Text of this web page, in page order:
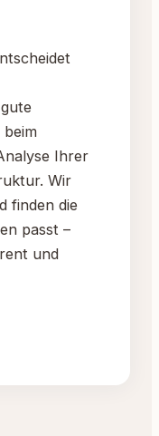
Ihrer
Wir
finden die
passt –
und